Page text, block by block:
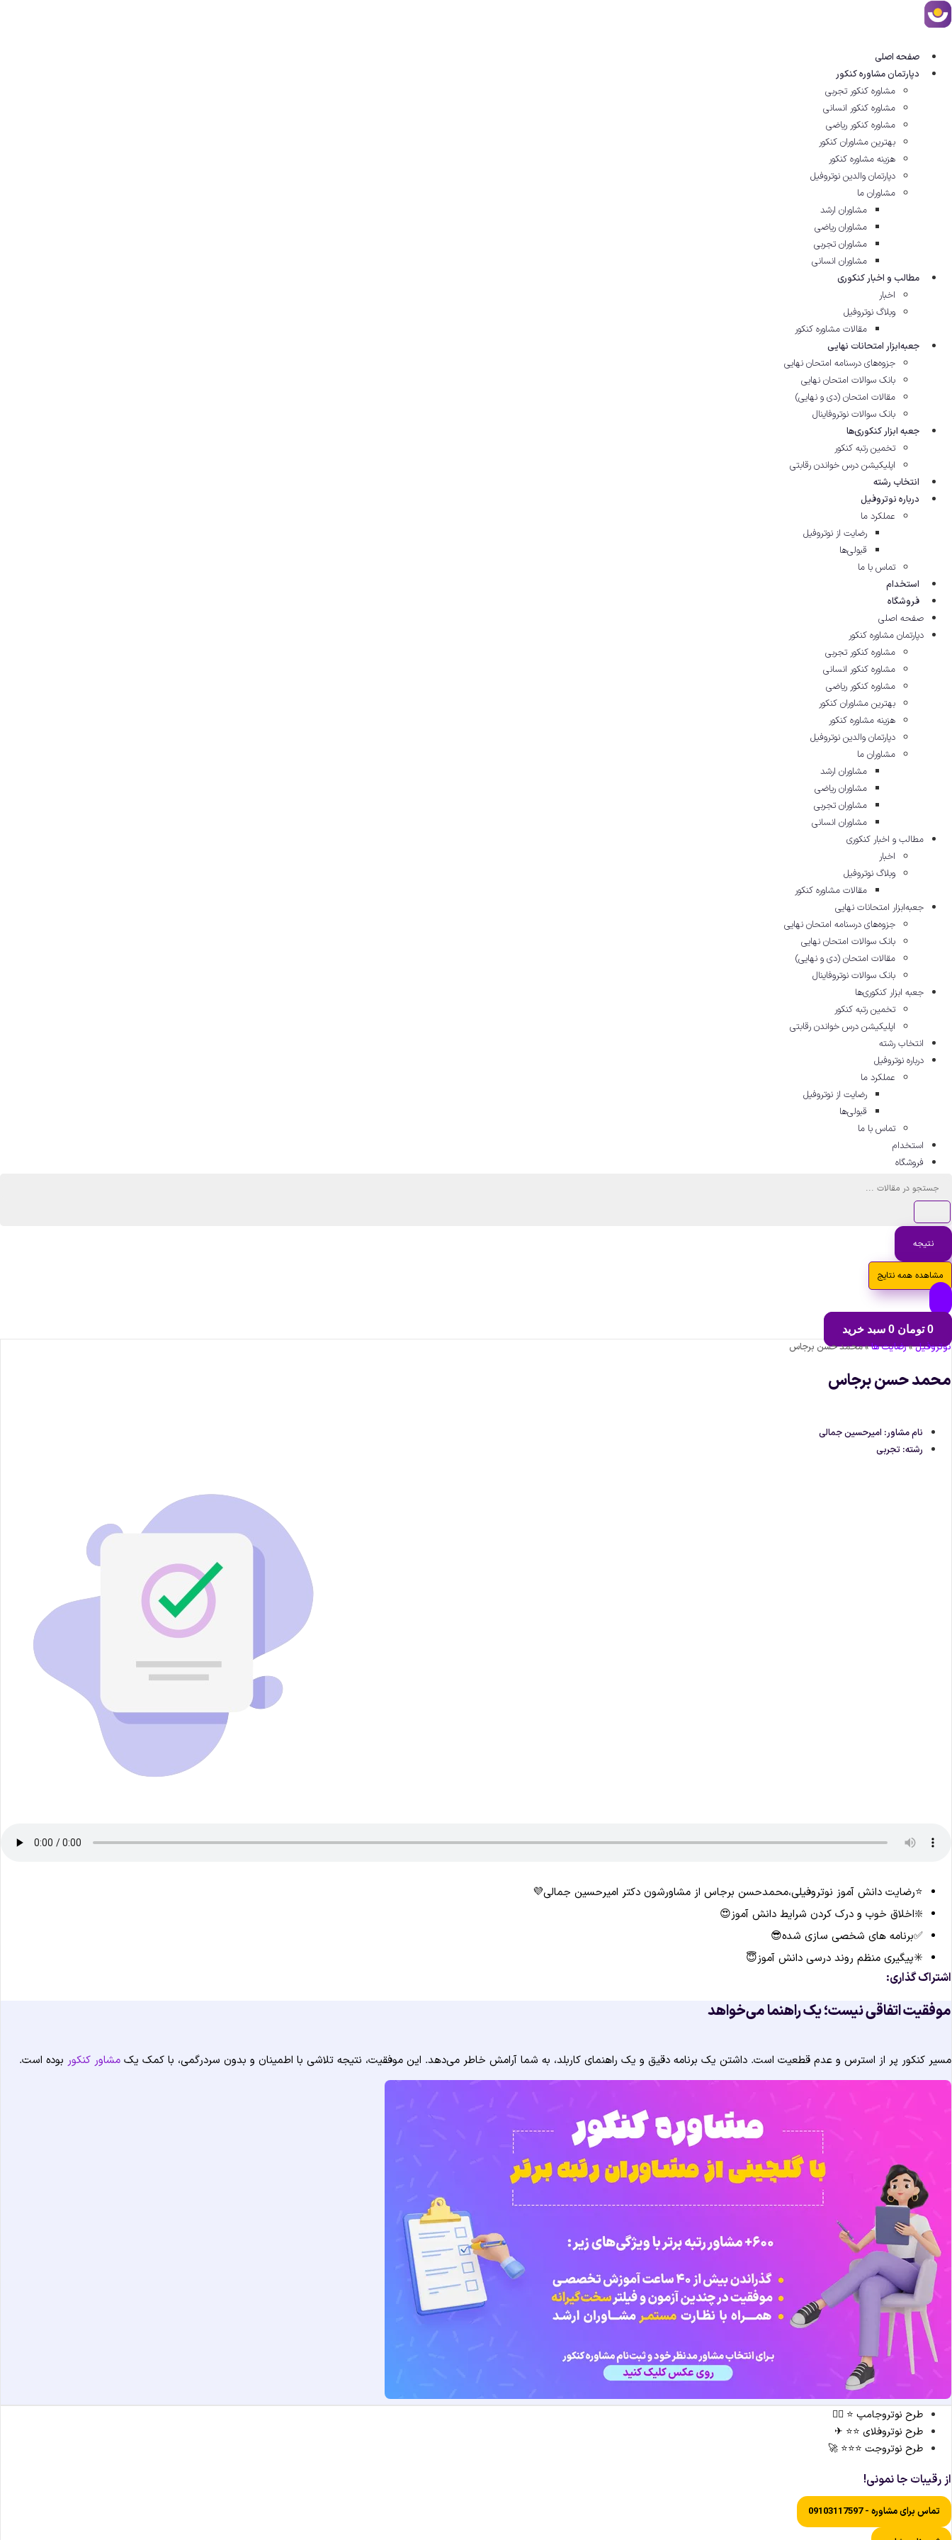
پرش
به
صفحه اصلی
دپارتمان مشاوره کنکور
مشاوره کنکور تجربی
مشاوره کنکور انسانی
مشاوره کنکور ریاضی
بهترین مشاوران کنکور
هزینه مشاوره کنکور
دپارتمان والدین نوتروفیل
مشاوران ما
مشاوران ارشد
مشاوران ریاضی
مشاوران تجربی
مشاوران انسانی
مطالب و اخبار کنکوری
اخبار
وبلاگ نوتروفیل
مقالات مشاوره‌ کنکور
جعبه‌ابزار امتحانات نهایی
جزوه‌های درسنامه امتحان نهایی
بانک سوالات امتحان نهایی
مقالات امتحان (دی و نهایی)
بانک سوالات نوتروفاینال
جعبه ابزار کنکوری‌ها
تخمین رتبه کنکور
اپلیکیشن درس خواندن رقابتی
انتخاب رشته
درباره نوتروفیل
عملکرد ما
رضایت از نوتروفیل
قبولی‌ها
تماس با ما
استخدام
فروشگاه
صفحه اصلی
دپارتمان مشاوره کنکور
مشاوره کنکور تجربی
مشاوره کنکور انسانی
مشاوره کنکور ریاضی
بهترین مشاوران کنکور
هزینه مشاوره کنکور
دپارتمان والدین نوتروفیل
مشاوران ما
مشاوران ارشد
مشاوران ریاضی
مشاوران تجربی
مشاوران انسانی
مطالب و اخبار کنکوری
اخبار
وبلاگ نوتروفیل
مقالات مشاوره‌ کنکور
جعبه‌ابزار امتحانات نهایی
جزوه‌های درسنامه امتحان نهایی
بانک سوالات امتحان نهایی
مقالات امتحان (دی و نهایی)
بانک سوالات نوتروفاینال
جعبه ابزار کنکوری‌ها
تخمین رتبه کنکور
اپلیکیشن درس خواندن رقابتی
انتخاب رشته
درباره نوتروفیل
عملکرد ما
رضایت از نوتروفیل
قبولی‌ها
تماس با ما
استخدام
فروشگاه
جستجو
نتیجه
مشاهده همه نتایج
0 تومان 0 سبد خرید
نوتروفیل»رضایت ها»محمد حسن برجاس
محمد حسن برجاس
نام مشاور: امیرحسین جمالی
رشته: تجربی
⭐️رضایت دانش آموز نوتروفیلی،محمدحسن برجاس از مشاورشون دکتر امیرحسین جمالی💜
❇️اخلاق خوب و درک کردن شرایط دانش آموز😍
✅برنامه های شخصی سازی شده😎
✳️پیگیری منظم روند درسی دانش آموز😇
اشتراک گذاری:
موفقیت اتفاقی نیست؛ یک راهنما می‌خواهد
مسیر کنکور پر از استرس و عدم قطعیت است. داشتن یک برنامه دقیق و یک راهنمای کاربلد، به شما آرامش خاطر می‌دهد. این موفقیت، نتیجه تلاشی با اطمینان و بدون سردرگمی، با کمک یک مشاور کنکور بوده است.
طرح نوتروجامپ ⭐ 🏃‍♀️
طرح نوتروفلای ⭐⭐ ✈
طرح نوتروجت ⭐⭐⭐ 🚀
از رقیبات جا نمونی!
تماس برای مشاوره - 09103117597